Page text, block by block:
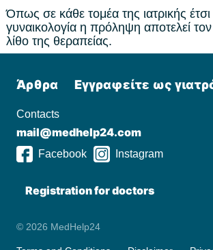
Όπως σε κάθε τομέα της ιατρικής έτσι
γυναικολογία η πρόληψη αποτελεί
λίθο της θεραπείας.
Άρθρα Εγγραφείτε ως
Contacts
mail@medhelp24.com
Facebook Instagram
Registration for doctors
© 2026 MedHelp24